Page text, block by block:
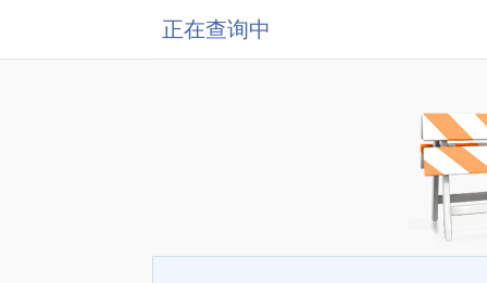
正在查询中